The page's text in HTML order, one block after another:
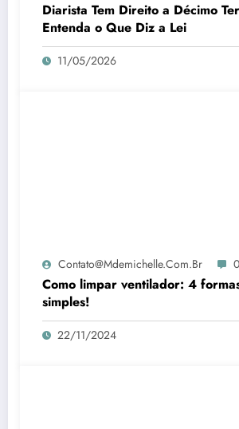
Diarista Tem Direito a Décimo
Entenda o Que Diz a Lei
11/05/2026
Contato@mdemichelle.com.br 0
Como limpar ventilador: 4
simples!
22/11/2024